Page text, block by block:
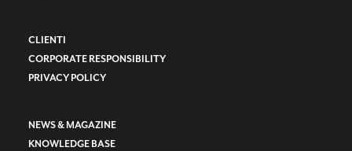
CLIENTI
CORPORATE RESPONSIBILITY
PRIVACY POLICY
NEWS & MAGAZINE
KNOWLEDGE BASE